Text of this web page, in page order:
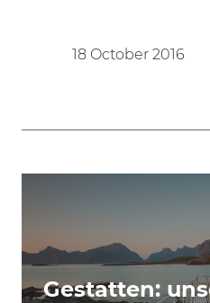
18 October 2016
Gestatten: